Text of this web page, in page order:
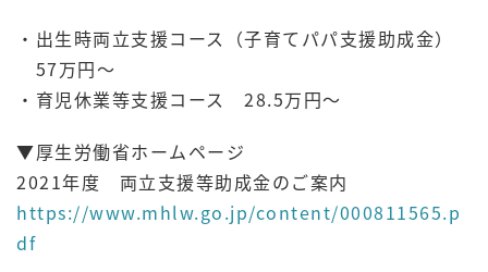
・出生時両立支援コース（子育てパパ支援助成金）
57万円～
・育児休業等支援コース 28.5万円～
▼厚生労働省ホームページ
2021年度 両立支援等助成金のご案内
https://www.mhlw.go.jp/content/000811565.p
df